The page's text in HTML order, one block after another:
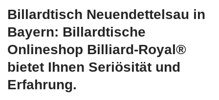
Billardtisch Neuendettelsau in
Bayern: Billardtische
Onlineshop Billiard-Royal®
bietet Ihnen Seriösität und
Erfahrung.